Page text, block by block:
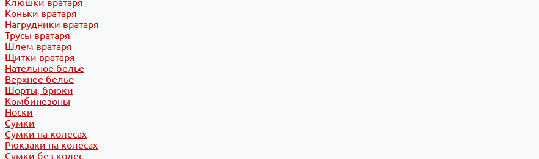
Клюшки вратаря
Коньки вратаря
Нагрудники вратаря
Трусы вратаря
Шлем вратаря
Щитки вратаря
Нательное белье
Верхнее белье
Шорты, брюки
Комбинезоны
Носки
Сумки
Сумки на колесах
Рюкзаки на колесах
Сумки без колес